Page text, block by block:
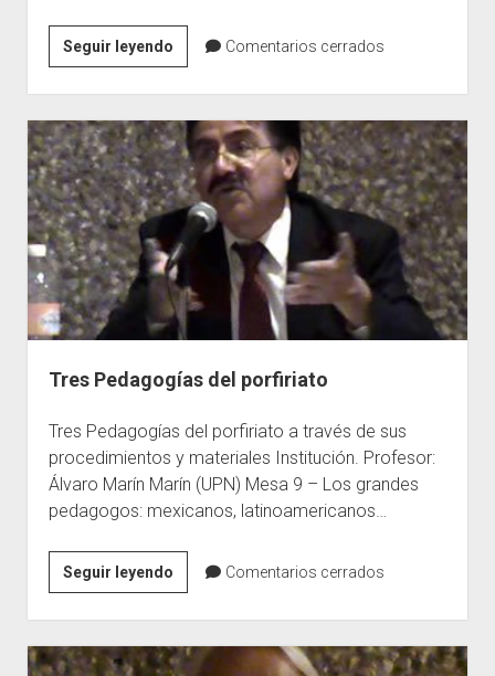
Seguir leyendoEpistemología
de
la
educación
Comentarios cerrados
Tres Pedagogías del porfiriato
Tres Pedagogías del porfiriato a través de sus
procedimientos y materiales Institución. Profesor:
Álvaro Marín Marín (UPN) Mesa 9 – Los grandes
pedagogos: mexicanos, latinoamericanos…
Seguir leyendoTres
Pedagogías
del
porfiriato
Comentarios cerrados